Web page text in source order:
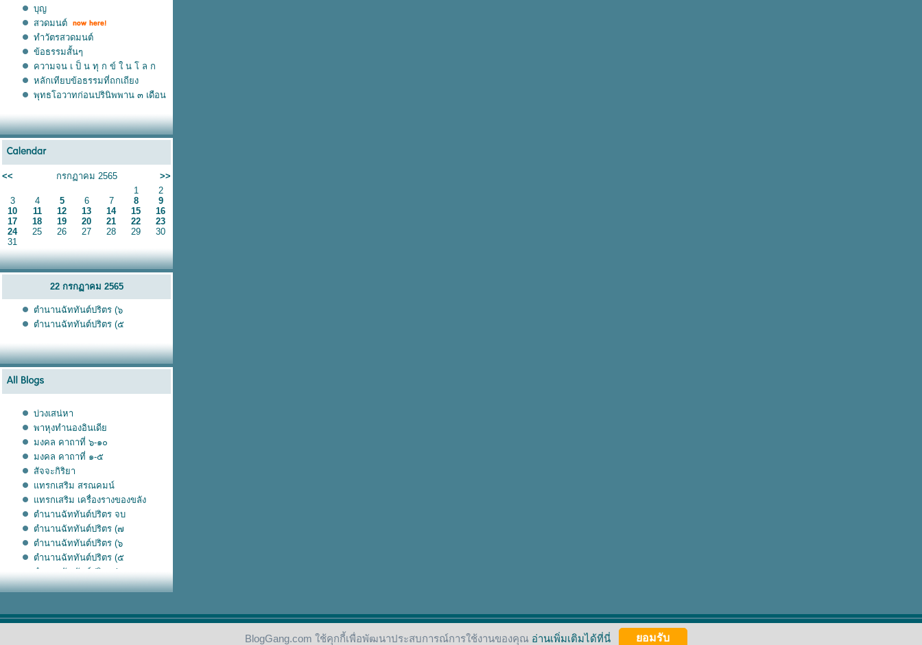
บุญ
สวดมนต์
ทำวัตรสวดมนต์
ข้อธรรมสั้นๆ
ความจน เ ป็ น ทุ ก ข์ ใ น โ ล ก
หลักเทียบข้อธรรมที่ถกเถียง
พุทธโอวาทก่อนปรินิพพาน ๓ เดือน
<< กรกฏาคม 2565
>>
1
2
3
4 5 6 7 8
9
10
11 12 13 14 15
16
17
18 19 20 21 22
23
24
25 26 27 28 29
30
31
22 กรกฏาคม 2565
ตำนานฉัททันต์ปริตร (๖
ตำนานฉัททันต์ปริตร (๕
บ่วงเสน่หา
พาหุงทำนองอินเดีย
มงคล คาถาที่ ๖-๑๐
มงคล คาถาที่ ๑-๕
สัจจะกิริยา
แทรกเสริม สรณคมน์
แทรกเสริม เครื่องรางของขลัง
ตำนานฉัททันต์ปริตร จบ
ตำนานฉัททันต์ปริตร (๗
ตำนานฉัททันต์ปริตร (๖
ตำนานฉัททันต์ปริตร (๕
ตำนานฉัททันต์ปริตร (๔
ตำนานฉัททันต์ปริตร (๓
ตำนานฉัททันต์ปริตร
BlogGang.com ใช้คุกกี้เพื่อพัฒนาประสบการณ์การใช้งานของคุณ อ่านเพิ่มเติมได้ที่นี่